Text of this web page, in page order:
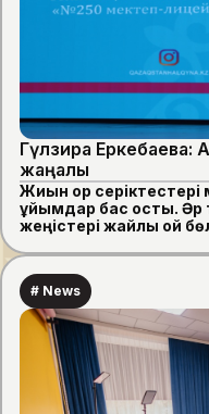
Гүлзира Еркебаева:
жаңалық
Жиын қор
ұйымдар бас қосты. Әр
жеңістері жайлы ой
# News